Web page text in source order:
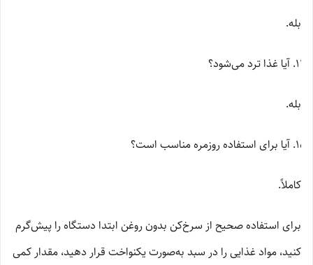
بله.
آیا غذا ترد می‌شود؟
بله.
آیا برای استفاده روزمره مناسب است؟
کاملاً.
برای استفاده صحیح از سرخ‌کن بدون روغن ابتدا دستگاه را پیش‌گرم
کنید، مواد غذایی را در سبد به‌صورت یکنواخت قرار دهید، مقدار کمی